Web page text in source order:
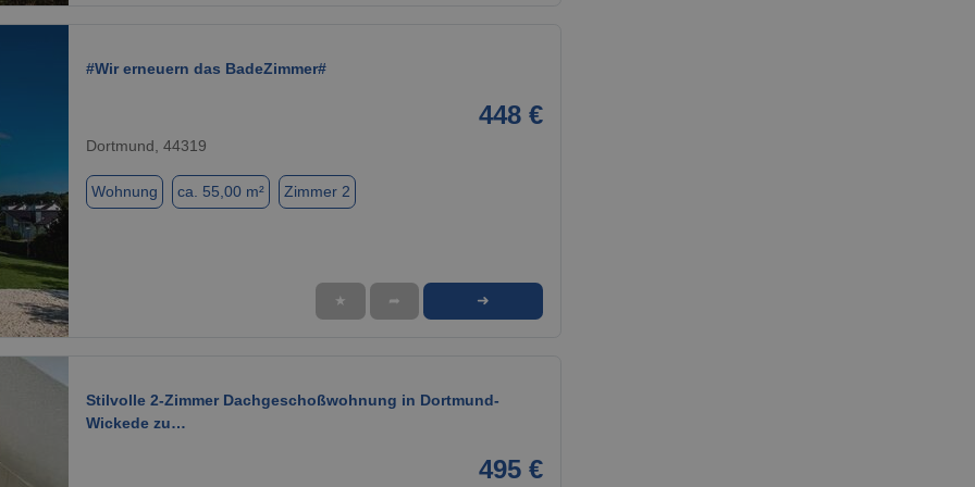
1 / 7
#Wir erneuern das BadeZimmer#
448 €
Dortmund, 44319
Wohnung ca. 55,00 m² Zimmer 2
★ ➦ ➜
Stilvolle 2-Zimmer Dachgeschoßwohnung in Dortmund-
Wickede zu…
495 €